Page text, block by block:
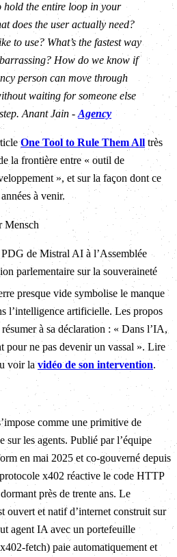
hold the entire loop in your
does the user actually need?
to use? What’s the fastest way
How do we know if
person can move through
waiting for someone else
Anant Jain - Agency
One Tool to Rule Them All très
la frontière entre « outil de
», et sur la façon dont ce
à venir.
Mensch
de Mistral AI à l’Assemblée
parlementaire sur la souveraineté
presque vide symbolise le manque
l’intelligence artificielle. Les propos
à sa déclaration : « Dans l’IA,
pour ne pas devenir un vassal ». Lire
voir lavidéo de son intervention.
comme une primitive de
sur les agents. Publié par l’équipe
en mai 2025 et co-gouverné depuis
x402 réactive le code HTTP
près de trente ans. Le
ouvert et natif d’internet construit sur
agent IA avec un portefeuille
fetch) paie automatiquement et